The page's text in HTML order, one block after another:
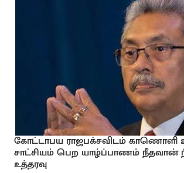
கோட்டாபய ராஜபக்சவிடம் காணொளி
சாட்சியம் பெற யாழ்ப்பாணம் நீதவான்
உத்தரவு